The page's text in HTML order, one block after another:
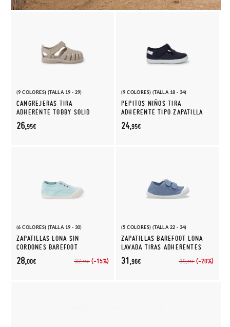
(9 COLORES) (TALLA 19 - 29)
CANGREJERAS TIRA
ADHERENTE TOBBY SOLID
26,95€
(9 COLORES) (TALLA 18 - 34)
PEPITOS NIÑOS TIRA
ADHERENTE TIPO ZAPATILLA
24,95€
(6 COLORES) (TALLA 19 - 30)
ZAPATILLAS LONA SIN
CORDONES BAREFOOT
32,95€ (-15%)
28,00€
(5 COLORES) (TALLA 22 - 34)
ZAPATILLAS BAREFOOT LONA
LAVADA TIRAS ADHERENTES
39,95€ (-20%)
31,96€